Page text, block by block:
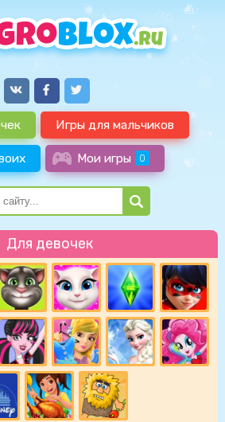
Игры для мальчиков
Мои игры 0
Для девочек